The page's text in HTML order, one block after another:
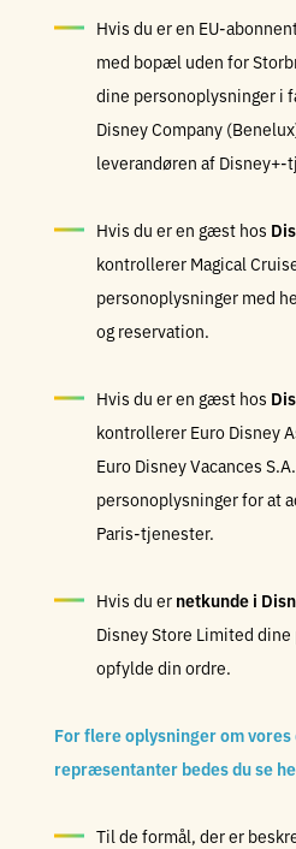
Hvis du er en EU-
med bopæl uden for
dine personoplysninger i
Disney Company
leverandøren af Disney+-
Hvis du er en gæst hos
kontrollerer Magical
personoplysninger med
og reservation.
Hvis du er en gæst hos
kontrollerer Euro Disney
Euro Disney Vacances
personoplysninger for at
Paris-tjenester.
Hvis du er netkunde i
Disney Store Limited
opfylde din ordre.
For flere oplysninger om
repræsentanter bedes du se
Til de formål, der er